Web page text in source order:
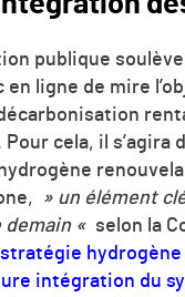
publique
en ligne de mire
cela, il s’agira
» un élément
« selon la
intégration du